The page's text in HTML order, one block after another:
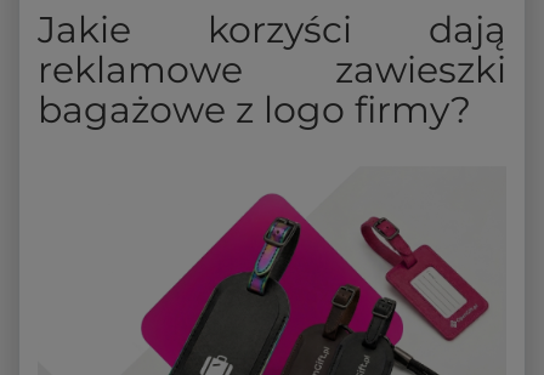
Jakie korzyści dają
reklamowe zawieszki
bagażowe z logo firmy?